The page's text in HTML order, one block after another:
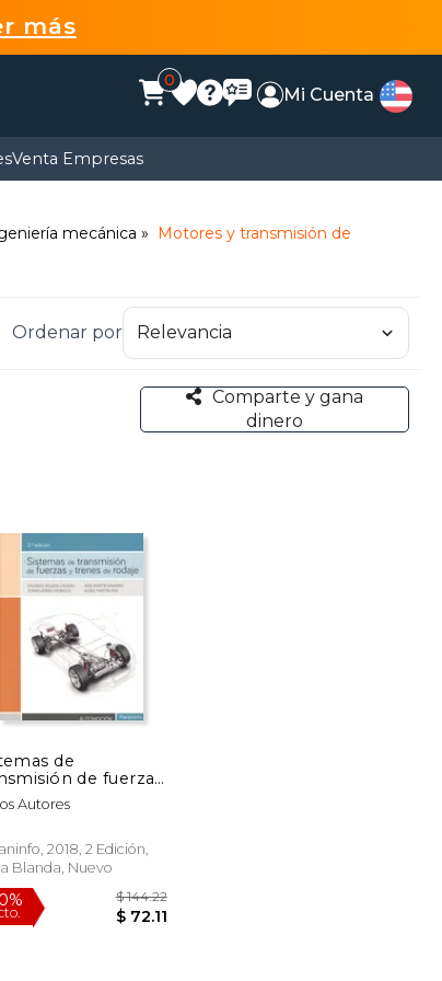
más
0
Mi Cuenta
Venta Empresas
mecánica
Motores y transmisión de
Ordenar por
Comparte y gana
dinero
de
de fuerzas
de rodaje
Autores
2018, 2 Edición,
Blanda, Nuevo